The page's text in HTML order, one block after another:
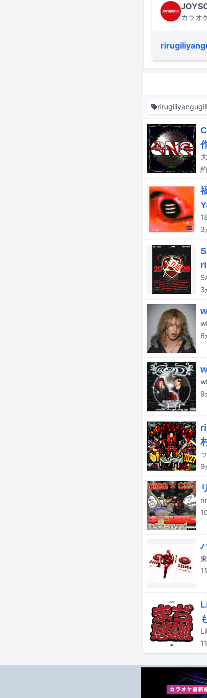
カラオ
rirugiliyangugili
3
3
6
9
9